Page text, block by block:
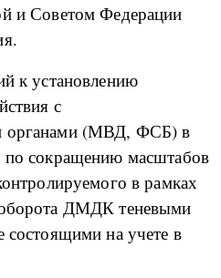
и Советом Федерации
к установлению
с
органами (МВД, ФСБ) в
по сокращению масштабов
в рамках
ДМДК теневыми
состоящими на учете в